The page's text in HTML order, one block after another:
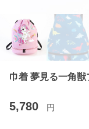
巾着 夢見る一角
5,780 円